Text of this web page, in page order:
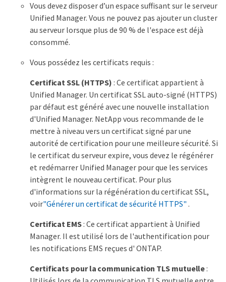
Vous devez disposer d’un espace suffisant sur le serveur
Unified Manager. Vous ne pouvez pas ajouter un cluster
au serveur lorsque plus de 90 % de l'espace est déjà
consommé.
Vous possédez les certificats requis :
Certificat SSL (HTTPS) : Ce certificat appartient à
Unified Manager. Un certificat SSL auto-signé (HTTPS)
par défaut est généré avec une nouvelle installation
d'Unified Manager. NetApp vous recommande de le
mettre à niveau vers un certificat signé par une
autorité de certification pour une meilleure sécurité. Si
le certificat du serveur expire, vous devez le régénérer
et redémarrer Unified Manager pour que les services
intègrent le nouveau certificat. Pour plus
d'informations sur la régénération du certificat SSL,
voir"Générer un certificat de sécurité HTTPS" .
Certificat EMS: Ce certificat appartient à Unified
Manager. Il est utilisé lors de l'authentification pour
les notifications EMS reçues d' ONTAP.
Certificats pour la communication TLS mutuelle: